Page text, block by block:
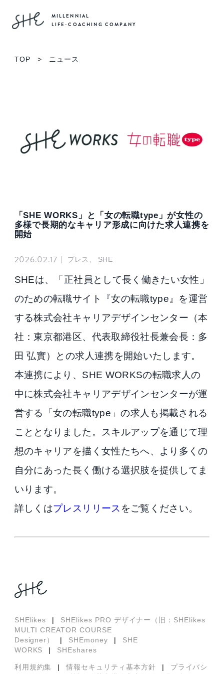
MILLENNIAL
LIFE-COACHING COMPANY
TOP > ニュース
「SHE WORKS」と「女の転職type」が女性の
多様で長期的なキャリア形成に向けた求人連携を
開始
2026.02.17 | プレス、 SHE
SHEは、「正社員として長く働きたい女性」
のための転職サイト『女の転職type』を運営
する株式会社キャリアデザインセンター（本
社：東京都港区、代表取締役社長兼会長：多
田 弘實）との求人連携を開始いたします。
本連携により、SHE WORKSの転職求人の
中に株式会社キャリアデザインセンターが運
営する「女の転職type」の求人も掲載される
こととなりました。スキルアップを通じて理
想のキャリアを描く女性たちへ、より多くの
自分にあった長く働ける選択肢を提供してま
いります。
詳しくはプレスリリース をご覧ください。
SHElikes |
SHElikes PRO デザイナー（旧：SHElikes
MULTI CREATOR COURSE
Designer）
| SHEmoney |
SHE
WORKS
| SHEshares
利用規約集 | 情報セキュリティ基本方針 |
プライバシ